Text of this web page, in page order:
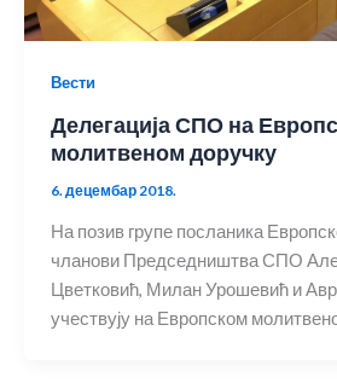
Вести
Делегација СПО на
молитвеном доручку
6. децембар 2018.
На позив групе посланика
чланови Председништва СПО
Цветковић, Милан Урошевић и
учествују на Европском